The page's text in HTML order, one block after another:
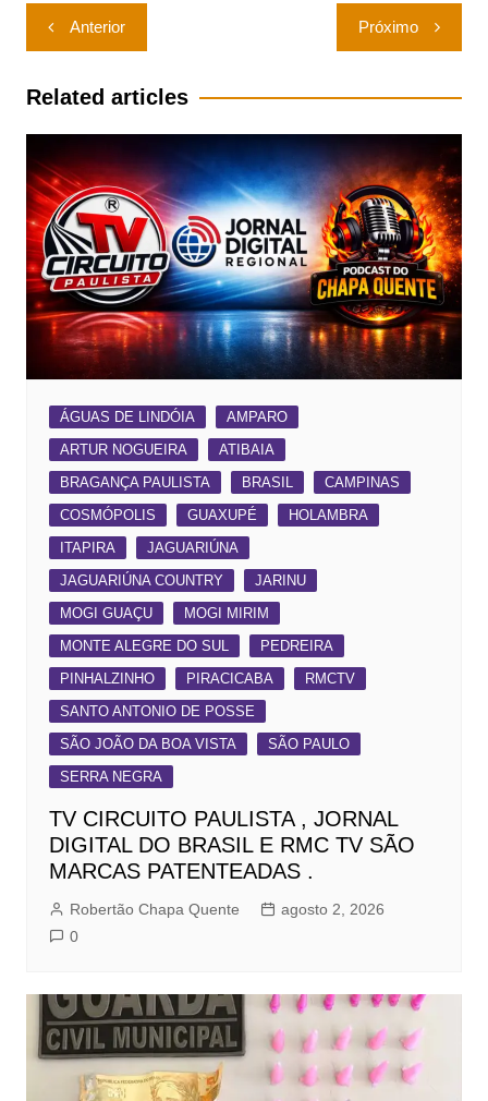
Navegação
de
Post
Anterior Próximo
Related articles
ÁGUAS DE LINDÓIA
AMPARO
ARTUR NOGUEIRA
ATIBAIA
BRAGANÇA PAULISTA
BRASIL
CAMPINAS
COSMÓPOLIS
GUAXUPÉ
HOLAMBRA
ITAPIRA
JAGUARIÚNA
JAGUARIÚNA COUNTRY
JARINU
MOGI GUAÇU
MOGI MIRIM
MONTE ALEGRE DO SUL
PEDREIRA
PINHALZINHO
PIRACICABA
RMCTV
SANTO ANTONIO DE POSSE
SÃO JOÃO DA BOA VISTA
SÃO PAULO
SERRA NEGRA
TV CIRCUITO PAULISTA , JORNAL
DIGITAL DO BRASIL E RMC TV SÃO
MARCAS PATENTEADAS .
Robertão Chapa Quente
agosto 2, 2026
0